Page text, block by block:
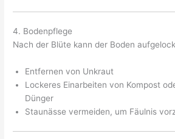
4. Bodenpflege
Nach der Blüte kann der Boden
Entfernen von Unkraut
Lockeres Einarbeiten von Kompost
Dünger
Staunässe vermeiden, um Fäulnis